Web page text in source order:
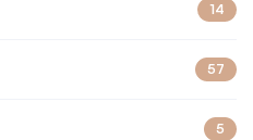
14
57
5